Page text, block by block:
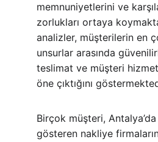
memnuniyetlerini ve
zorlukları ortaya
analizler, müşterilerin en
unsurlar arasında
teslimat ve müşteri
öne çıktığını
Birçok müşteri,
gösteren nakliye